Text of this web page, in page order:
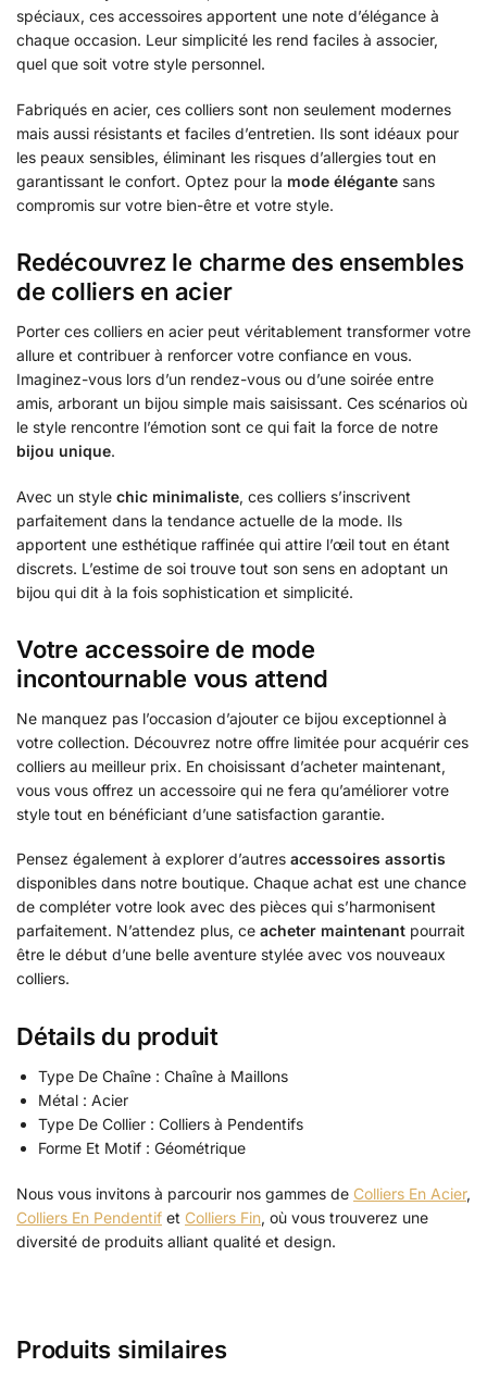
spéciaux, ces accessoires apportent une note d’élégance à
chaque occasion. Leur simplicité les rend faciles à associer,
quel que soit votre style personnel.
Fabriqués en acier, ces colliers sont non seulement modernes
mais aussi résistants et faciles d’entretien. Ils sont idéaux pour
les peaux sensibles, éliminant les risques d’allergies tout en
garantissant le confort. Optez pour la mode élégante sans
compromis sur votre bien-être et votre style.
Redécouvrez le charme des ensembles
de colliers en acier
Porter ces colliers en acier peut véritablement transformer votre
allure et contribuer à renforcer votre confiance en vous.
Imaginez-vous lors d’un rendez-vous ou d’une soirée entre
amis, arborant un bijou simple mais saisissant. Ces scénarios où
le style rencontre l’émotion sont ce qui fait la force de notre
bijou unique.
Avec un style chic minimaliste, ces colliers s’inscrivent
parfaitement dans la tendance actuelle de la mode. Ils
apportent une esthétique raffinée qui attire l’œil tout en étant
discrets. L’estime de soi trouve tout son sens en adoptant un
bijou qui dit à la fois sophistication et simplicité.
Votre accessoire de mode
incontournable vous attend
Ne manquez pas l’occasion d’ajouter ce bijou exceptionnel à
votre collection. Découvrez notre offre limitée pour acquérir ces
colliers au meilleur prix. En choisissant d’acheter maintenant,
vous vous offrez un accessoire qui ne fera qu’améliorer votre
style tout en bénéficiant d’une satisfaction garantie.
Pensez également à explorer d’autres accessoires assortis
disponibles dans notre boutique. Chaque achat est une chance
de compléter votre look avec des pièces qui s’harmonisent
parfaitement. N’attendez plus, ce acheter maintenant pourrait
être le début d’une belle aventure stylée avec vos nouveaux
colliers.
Détails du produit
Type De Chaîne : Chaîne à Maillons
Métal : Acier
Type De Collier : Colliers à Pendentifs
Forme Et Motif : Géométrique
Nous vous invitons à parcourir nos gammes de Colliers En Acier,
Colliers En Pendentif et Colliers Fin, où vous trouverez une
diversité de produits alliant qualité et design.
Produits similaires